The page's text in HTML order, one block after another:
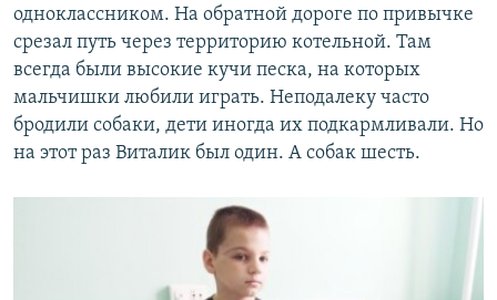
одноклассником. На обратной дороге по привычке
срезал путь через территорию котельной. Там
всегда были высокие кучи песка, на которых
мальчишки любили играть. Неподалеку часто
бродили собаки, дети иногда их подкармливали. Но
на этот раз Виталик был один. А собак шесть.